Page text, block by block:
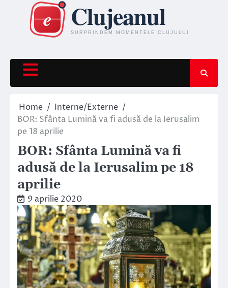
content
Home
Interne/Externe
BOR: Sfânta Lumină va fi adusă de la Ierusalim
pe 18 aprilie
BOR: Sfânta Lumină va fi
adusă de la Ierusalim pe 18
aprilie
9 aprilie 2020